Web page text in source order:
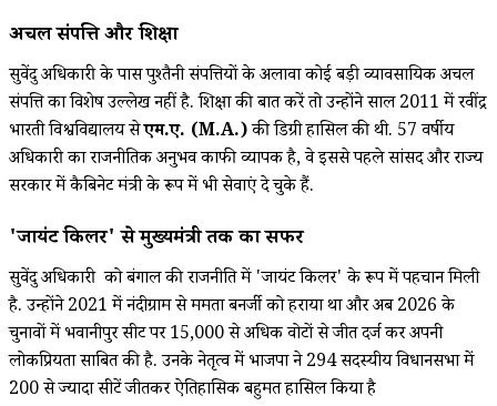
अचल संपत्ति और शिक्षा
सुवेंदु अधिकारी के पास पुश्तैनी संपत्तियों के अलावा कोई बड़ी व्यावसायिक अचल
संपत्ति का विशेष उल्लेख नहीं है.शिक्षा की बात करें तो उन्होंने साल 2011 में रवींद्र
भारती विश्वविद्यालय सेएम.ए. (M.A.)की डिग्री हासिल की थी. 57 वर्षीय
अधिकारी का राजनीतिक अनुभव काफी व्यापक है, वे इससे पहले सांसद और राज्य
सरकार में कैबिनेट मंत्री के रूप में भी सेवाएं दे चुके हैं.
'जायंट किलर' से मुख्यमंत्री तक का सफर
सुवेंदु अधिकारी को बंगाल की राजनीति में 'जायंट किलर' के रूप में पहचान मिली
है. उन्होंने 2021 में नंदीग्राम से ममता बनर्जी को हराया था और अब 2026 के
चुनावों में भवानीपुर सीट पर 15,000 से अधिक वोटों से जीत दर्ज कर अपनी
लोकप्रियता साबित की है.उनके नेतृत्व में भाजपा ने 294 सदस्यीय विधानसभा में
200 से ज्यादा सीटें जीतकर ऐतिहासिक बहुमत हासिल किया है